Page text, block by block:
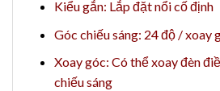
Kiểu gắn: Lắp đặt nổi cố định
Góc chiếu sáng: 24 độ / xoay
Xoay góc: Có thể xoay đèn
chiếu sáng